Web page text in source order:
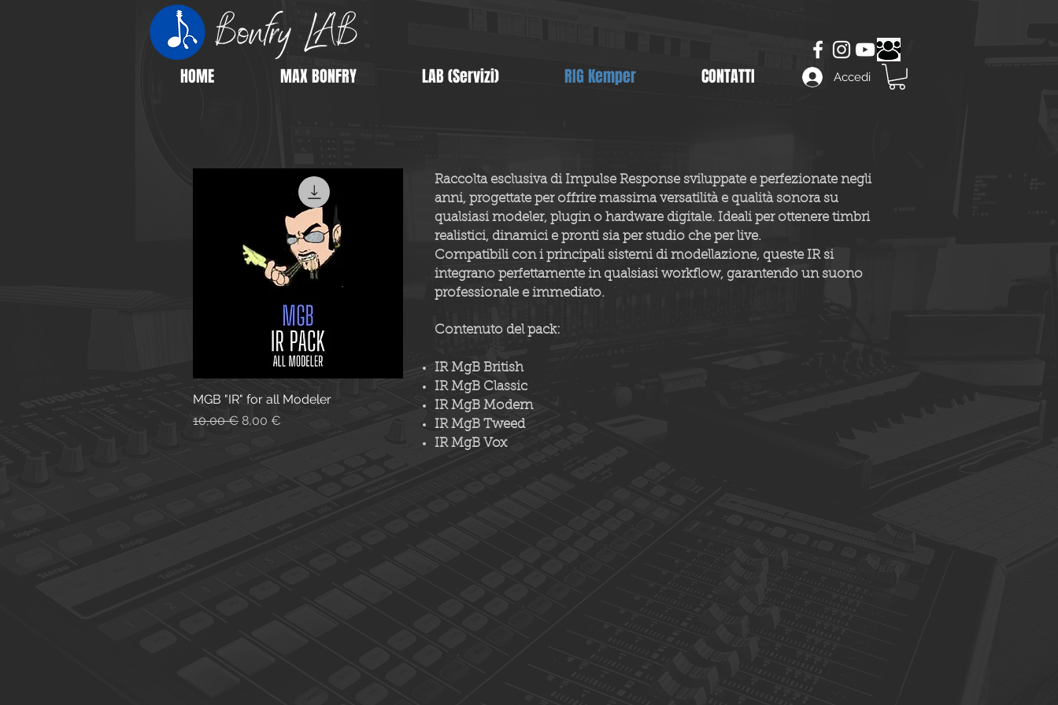
HOME MAX BONFRY LAB (Servizi) RIG Kemper CONTATTI Accedi
Vista rapida
MGB "IR" for all Modeler
Prezzo regolare
10,00 € Prezzo scontato
8,00 €
Raccolta esclusiva di Impulse Response sviluppate e perfezionate negli
anni, progettate per offrire massima versatilità e qualità sonora su
qualsiasi modeler, plugin o hardware digitale. Ideali per ottenere timbri
realistici, dinamici e pronti sia per studio che per live.
Compatibili con i principali sistemi di modellazione, queste IR si
integrano perfettamente in qualsiasi workflow, garantendo un suono
professionale e immediato.
Contenuto del pack:
IR MgB British
IR MgB Classic
IR MgB Modern
IR MgB Tweed
IR MgB Vox